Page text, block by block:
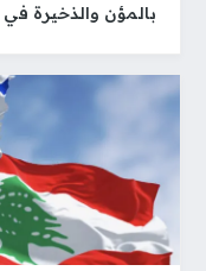
بالمؤن والذخيرة في